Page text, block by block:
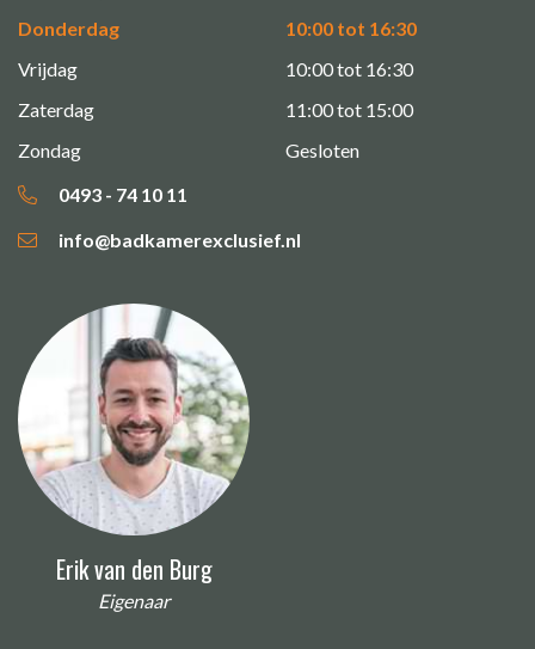
Donderdag
10:00 tot 16:30
Vrijdag
10:00 tot 16:30
Zaterdag
11:00 tot 15:00
Zondag
Gesloten
0493 - 74 10 11
info@badkamerexclusief.nl
Erik van den Burg
Eigenaar